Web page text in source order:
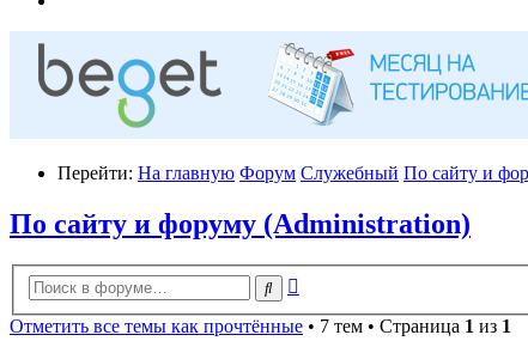
Перейти: На главную Форум Служебный По сайту и
По сайту и форуму (Administration)
Поиск
Отметить все темы как прочтённые • 7 тем • Страница 1 из 1